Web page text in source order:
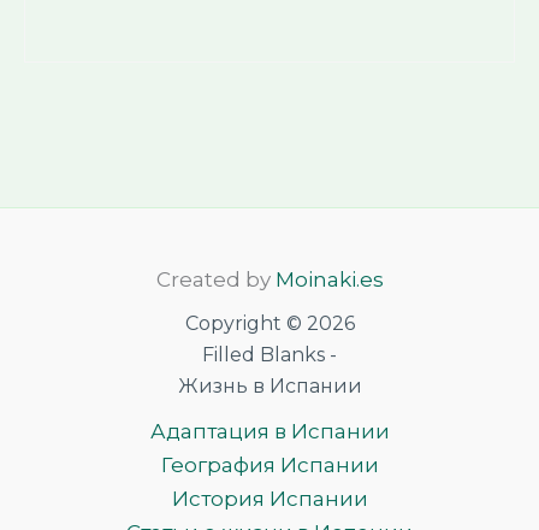
Created by Moinaki.es
Copyright © 2026
Filled Blanks -
Жизнь в Испании
Адаптация в Испании
География Испании
История Испании